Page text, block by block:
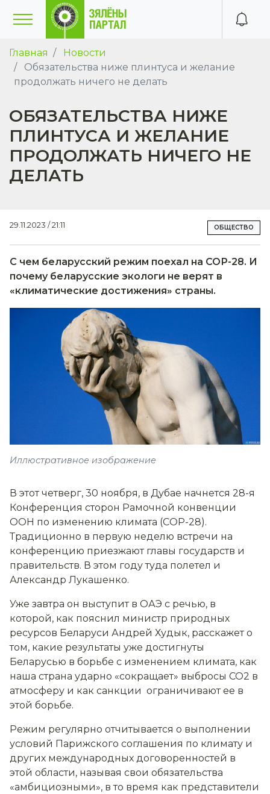
Главная
Новости
Обязательства ниже плинтуса и желание
продолжать ничего не делать
ОБЯЗАТЕЛЬСТВА НИЖЕ
ПЛИНТУСА И ЖЕЛАНИЕ
ПРОДОЛЖАТЬ НИЧЕГО НЕ
ДЕЛАТЬ
29.11.2023 / 21:11 ОБЩЕСТВО
С чем беларусский режим поехал на СОР-28. И
почему беларусские экологи не верят в
«климатические достижения» страны.
Иллюстративное изображение
В этот четверг, 30 ноября, в Дубае начнется 28-я
Конференция сторон Рамочной конвенции
ООН по изменению климата (СOP-28).
Традиционно в первую неделю встречи на
конференцию приезжают главы государств и
правительств. В этом году туда полетел и
Александр Лукашенко.
Уже завтра он выступит в ОАЭ с речью, в
которой, как пояснил министр природных
ресурсов Беларуси Андрей Худык, расскажет о
том, какие результаты уже достигнуты
Беларусью в борьбе с изменением климата, как
наша страна ударно «сокращает» выбросы СО2 в
атмосферу и как санкции ограничивают ее в
этой борьбе.
Режим регулярно отчитывается о выполнении
условий Парижского соглашения по климату и
других международных договоренностей в
этой области, называя свои обязательства
«амбициозными», в то время как представители